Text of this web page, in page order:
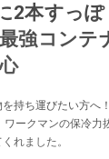
2本すっ
強コンテ
持ち運びたい方へ
ワークマンの保冷
れました。